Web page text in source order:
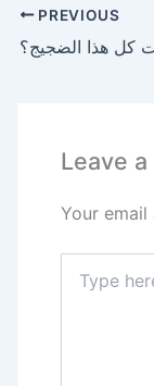
PREVIOUS
Leave
Your
here..